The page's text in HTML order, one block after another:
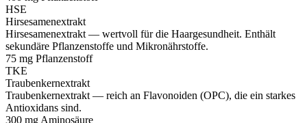
HSE
Hirsesamenextrakt
Hirsesamenextrakt — wertvoll für die Haargesundheit. Enthält
sekundäre Pflanzenstoffe und Mikronährstoffe.
75 mg Pflanzenstoff
TKE
Traubenkernextrakt
Traubenkernextrakt — reich an Flavonoiden (OPC), die ein starkes
Antioxidans sind.
300 mg Aminosäure